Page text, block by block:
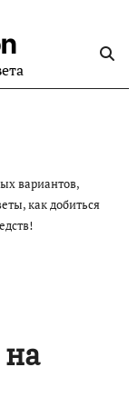
вариантов,
как добиться
на